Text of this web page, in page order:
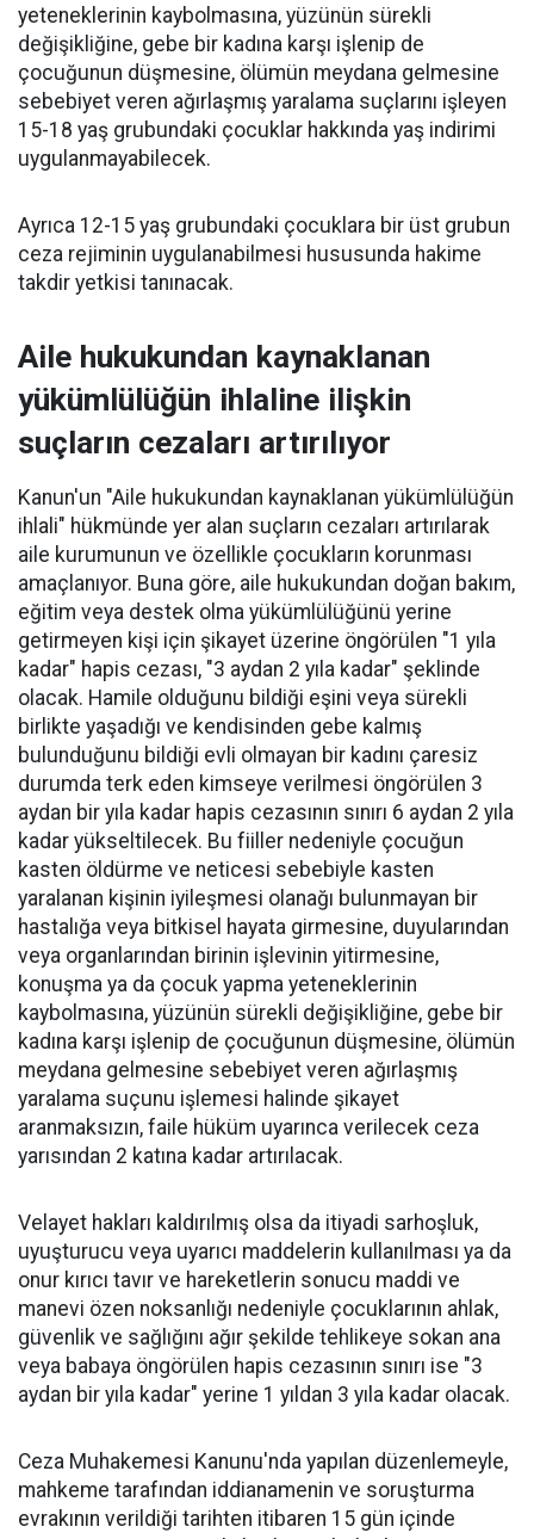
yeteneklerinin kaybolmasına, yüzünün sürekli
değişikliğine, gebe bir kadına karşı işlenip de
çocuğunun düşmesine, ölümün meydana gelmesine
sebebiyet veren ağırlaşmış yaralama suçlarını işleyen
15-18 yaş grubundaki çocuklar hakkında yaş indirimi
uygulanmayabilecek.
Ayrıca 12-15 yaş grubundaki çocuklara bir üst grubun
ceza rejiminin uygulanabilmesi hususunda hakime
takdir yetkisi tanınacak.
Aile hukukundan kaynaklanan
yükümlülüğün ihlaline ilişkin
suçların cezaları artırılıyor
Kanun'un "Aile hukukundan kaynaklanan yükümlülüğün
ihlali" hükmünde yer alan suçların cezaları artırılarak
aile kurumunun ve özellikle çocukların korunması
amaçlanıyor. Buna göre, aile hukukundan doğan bakım,
eğitim veya destek olma yükümlülüğünü yerine
getirmeyen kişi için şikayet üzerine öngörülen "1 yıla
kadar" hapis cezası, "3 aydan 2 yıla kadar" şeklinde
olacak. Hamile olduğunu bildiği eşini veya sürekli
birlikte yaşadığı ve kendisinden gebe kalmış
bulunduğunu bildiği evli olmayan bir kadını çaresiz
durumda terk eden kimseye verilmesi öngörülen 3
aydan bir yıla kadar hapis cezasının sınırı 6 aydan 2 yıla
kadar yükseltilecek. Bu fiiller nedeniyle çocuğun
kasten öldürme ve neticesi sebebiyle kasten
yaralanan kişinin iyileşmesi olanağı bulunmayan bir
hastalığa veya bitkisel hayata girmesine, duyularından
veya organlarından birinin işlevinin yitirmesine,
konuşma ya da çocuk yapma yeteneklerinin
kaybolmasına, yüzünün sürekli değişikliğine, gebe bir
kadına karşı işlenip de çocuğunun düşmesine, ölümün
meydana gelmesine sebebiyet veren ağırlaşmış
yaralama suçunu işlemesi halinde şikayet
aranmaksızın, faile hüküm uyarınca verilecek ceza
yarısından 2 katına kadar artırılacak.
Velayet hakları kaldırılmış olsa da itiyadi sarhoşluk,
uyuşturucu veya uyarıcı maddelerin kullanılması ya da
onur kırıcı tavır ve hareketlerin sonucu maddi ve
manevi özen noksanlığı nedeniyle çocuklarının ahlak,
güvenlik ve sağlığını ağır şekilde tehlikeye sokan ana
veya babaya öngörülen hapis cezasının sınırı ise "3
aydan bir yıla kadar" yerine 1 yıldan 3 yıla kadar olacak.
Ceza Muhakemesi Kanunu'nda yapılan düzenlemeyle,
mahkeme tarafından iddianamenin ve soruşturma
evrakının verildiği tarihten itibaren 15 gün içinde